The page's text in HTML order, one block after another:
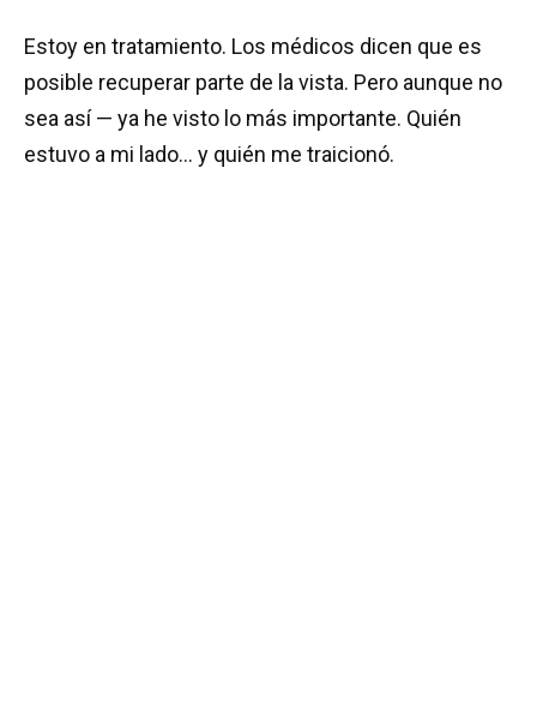
Estoy en tratamiento. Los médicos dicen que es
posible recuperar parte de la vista. Pero aunque no
sea así — ya he visto lo más importante. Quién
estuvo a mi lado… y quién me traicionó.